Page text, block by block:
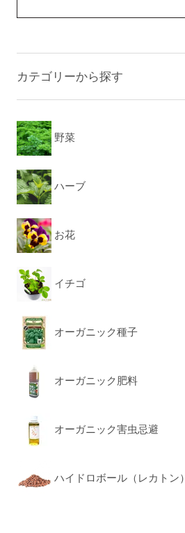
カテゴリーから探す
野菜
ハーブ
お花
イチゴ
オーガニック種子
オーガニック肥料
オーガニック害虫忌避
ハイドロボール（レカトン）